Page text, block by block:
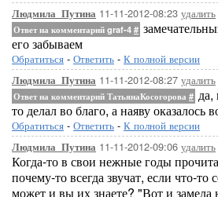
Людмила_Путина 11-11-2012-08:23 удалить
Ответ на комментарий graf-4 #
его забываем
Обратиться - Ответить - К полной версии
Людмила_Путина 11-11-2012-08:27 удалить
Ответ на комментарий ТатьянаКосогорова # да,
то делал во благо, а наяву оказалось
Обратиться - Ответить - К полной версии
Людмила_Путина 11-11-2012-09:06 удалить
Когда-то в свои нежные годы
почему-то всегда звучат, если что-
может и вы их знаете? "Вот и замела